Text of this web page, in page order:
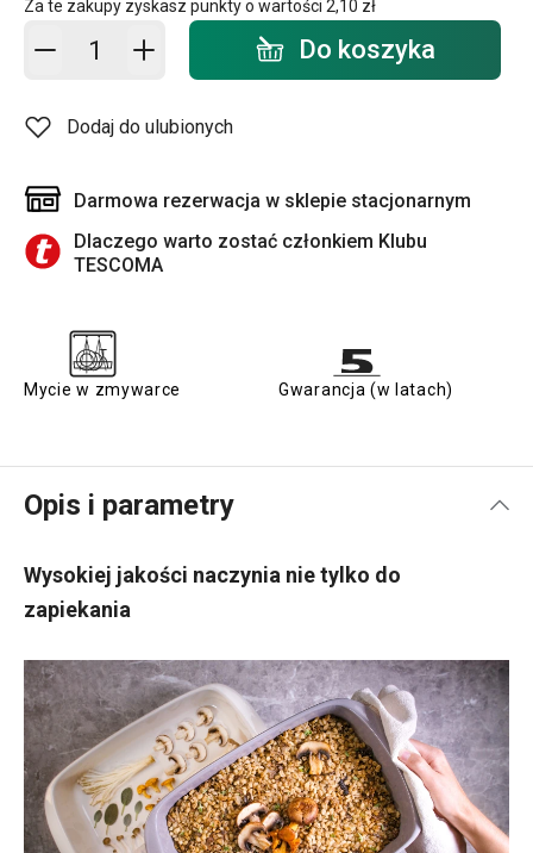
Za te zakupy zyskasz punkty o wartości 2,10 zł
Dodaj do koszyka - ilość Do koszyka
Dodaj do ulubionych
Darmowa rezerwacja w sklepie stacjonarnym
Dlaczego warto zostać członkiem Klubu
TESCOMA
Mycie w zmywarce Gwarancja (w latach)
Opis i parametry
Wysokiej jakości naczynia nie tylko do
zapiekania